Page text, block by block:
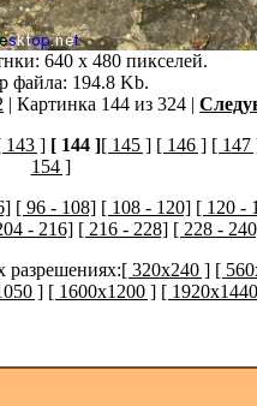
640 x 480 пикселей.
файла: 194.8 Kb.
| Картинка 144 из 324 |
143 ] [ 144 ][ 145 ] [ 146 ] [ 147
154 ]
[ 96 - 108] [ 108 - 120] [ 120 -
- 216] [ 216 - 228] [ 228 -
разрешениях:[ 320x240 ] [
] [ 1600x1200 ] [